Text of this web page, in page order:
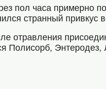
пол часа примерно
странный привкус
отравления
Полисорб, Энтеродез,